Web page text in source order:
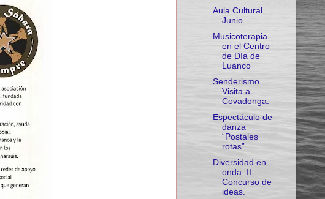
Aula Cultural.
Junio
Musicoterapia
en el Centro
de Día de
Luanco
Senderismo.
Visita a
Covadonga.
Espectáculo de
danza
“Postales
rotas”
Diversidad en
onda. II
Concurso de
ideas.